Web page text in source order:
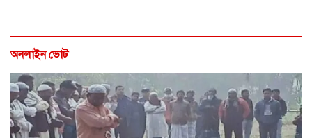
অনলাইন ভোট